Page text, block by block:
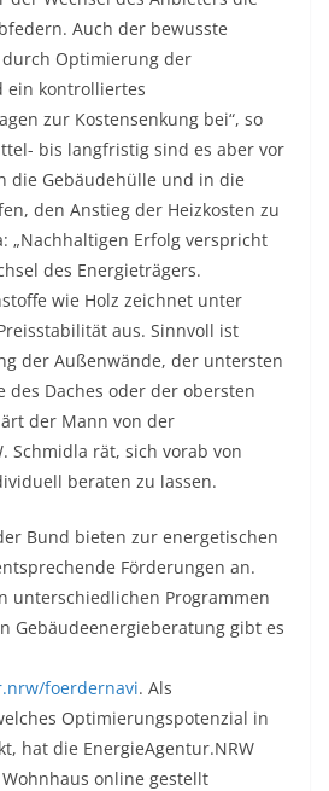
Auch der bewusste
Optimierung der
ein kontrolliertes
zur Kostensenkung bei“, so
bis langfristig sind es aber vor
die Gebäudehülle und in die
den Anstieg der Heizkosten zu
„Nachhaltigen Erfolg verspricht
des Energieträgers.
wie Holz zeichnet unter
aus. Sinnvoll ist
der Außenwände, der untersten
des Daches oder der obersten
der Mann von der
Schmidla rät, sich vorab von
beraten zu lassen.
Bund bieten zur energetischen
Förderungen an.
unterschiedlichen Programmen
Gebäudeenergieberatung gibt es
foerdernavi. Als
Optimierungspotenzial in
hat die EnergieAgentur.NRW
online gestellt